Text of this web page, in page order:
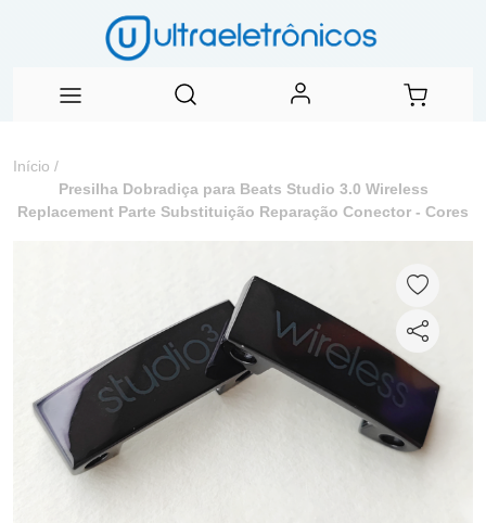
Início /
Presilha Dobradiça para Beats Studio 3.0 Wireless
Replacement Parte Substituição Reparação Conector - Cores